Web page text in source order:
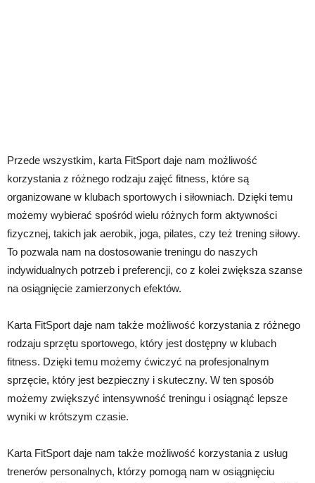
Przede wszystkim, karta FitSport daje nam możliwość
korzystania z różnego rodzaju zajęć fitness, które są
organizowane w klubach sportowych i siłowniach. Dzięki temu
możemy wybierać spośród wielu różnych form aktywności
fizycznej, takich jak aerobik, joga, pilates, czy też trening siłowy.
To pozwala nam na dostosowanie treningu do naszych
indywidualnych potrzeb i preferencji, co z kolei zwiększa szanse
na osiągnięcie zamierzonych efektów.
Karta FitSport daje nam także możliwość korzystania z różnego
rodzaju sprzętu sportowego, który jest dostępny w klubach
fitness. Dzięki temu możemy ćwiczyć na profesjonalnym
sprzęcie, który jest bezpieczny i skuteczny. W ten sposób
możemy zwiększyć intensywność treningu i osiągnąć lepsze
wyniki w krótszym czasie.
Karta FitSport daje nam także możliwość korzystania z usług
trenerów personalnych, którzy pomogą nam w osiągnięciu